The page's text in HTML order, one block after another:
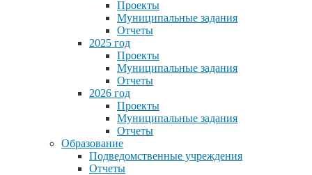
Проекты
Муниципальные задания
Отчеты
2025 год
Проекты
Муниципальные задания
Отчеты
2026 год
Проекты
Муниципальные задания
Отчеты
Образование
Подведомственные учреждения
Отчеты